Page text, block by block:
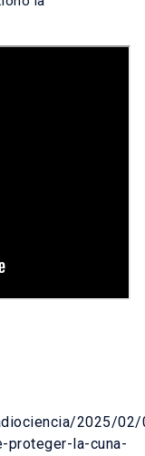
2025/
proteger-la-cuna-